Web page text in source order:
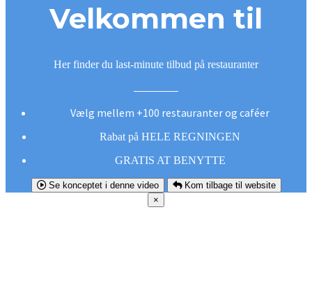
Velkommen til
Her finder du last-minute tilbud på restauranter
Vælg mellem +100 restauranter og caféer
Rabat på HELE REGNINGEN
GRATIS AT BENYTTE
Se konceptet i denne video
Kom tilbage til website
×